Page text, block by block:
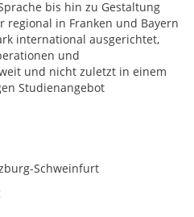
bis hin zu Gestaltung
regional in Franken und Bayern
international ausgerichtet,
und
und nicht zuletzt in einem
Studienangebot
Schweinfurt